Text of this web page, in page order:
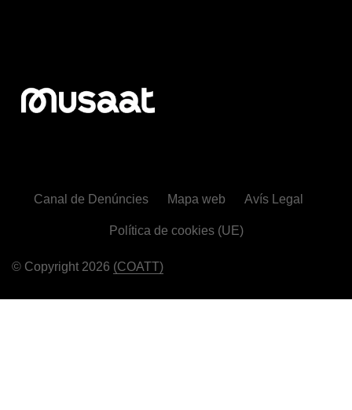
© Copyright 2026 (COATT)
Canal de Denúncies Mapa web Avís Legal
Política de cookies (UE)